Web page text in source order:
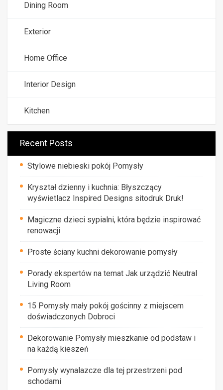
Dining Room
Exterior
Home Office
Interior Design
Kitchen
Recent Posts
Stylowe niebieski pokój Pomysły
Kryształ dzienny i kuchnia: Błyszczący
wyświetlacz Inspired Designs sitodruk Druk!
Magiczne dzieci sypialni, która będzie inspirować
renowacji
Proste ściany kuchni dekorowanie pomysły
Porady ekspertów na temat Jak urządzić Neutral
Living Room
15 Pomysły mały pokój gościnny z miejscem
doświadczonych Dobroci
Dekorowanie Pomysły mieszkanie od podstaw i
na każdą kieszeń
Pomysły wynalazcze dla tej przestrzeni pod
schodami